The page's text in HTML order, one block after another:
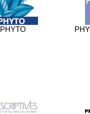
PHYTO